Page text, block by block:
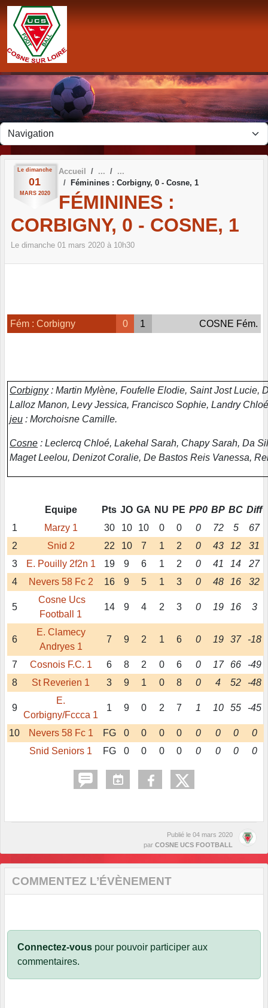
Le dimanche
01
MARS 2020
Accueil
Féminines : Corbigny, 0 - Cosne, 1
FÉMININES :
CORBIGNY, 0 - COSNE, 1
Le dimanche 01 mars 2020 à 10h30
Fém : Corbigny 0 1 COSNE Fém.
Corbigny: Martin Mylène, Foufelle Elodie, Saint Jost Lucie,
Lalloz Manon, Levy Jessica, Francisco Sophie, Landry
jeu : Morchoisne Camille.
Cosne : Leclercq Chloé, Lakehal Sarah, Chapy Sarah, Da
Maget Leelou, Denizot Coralie, De Bastos Reis Vanessa,
Equipe Pts JO GA NU PE PP0 BP BC Diff
1
Marzy 1 30 10 10 0 0 0 72 5
67
2
Snid 2 22 10 7 1 2 0 43 12
31
3
E. Pouilly 2f2n 1 19 9 6 1 2 0 41 14
27
4
Nevers 58 Fc 2 16 9 5 1 3 0 48 16 32
5
Cosne Ucs
Football 1
14 9 4 2 3 0 19 16 3
6
E. Clamecy
Andryes 1
7 9 2 1 6 0 19 37 -18
7 Cosnois F.C. 1 6 8 2 0 6 0 17 66
-49
8
St Reverien 1 3 9 1 0 8 0 4 52 -48
9
E.
Corbigny/Fccca 1
1 9 0 2 7 1 10 55 -45
10 Nevers 58 Fc 1 FG 0 0 0 0 0 0 0
0
Snid Seniors 1
FG 0 0 0 0 0 0 0 0
Publié le 04 mars 2020
par COSNE UCS FOOTBALL
COMMENTEZ L’ÉVÈNEMENT
Connectez-vous pour pouvoir participer aux
commentaires.
Panneau de gestion des cookies